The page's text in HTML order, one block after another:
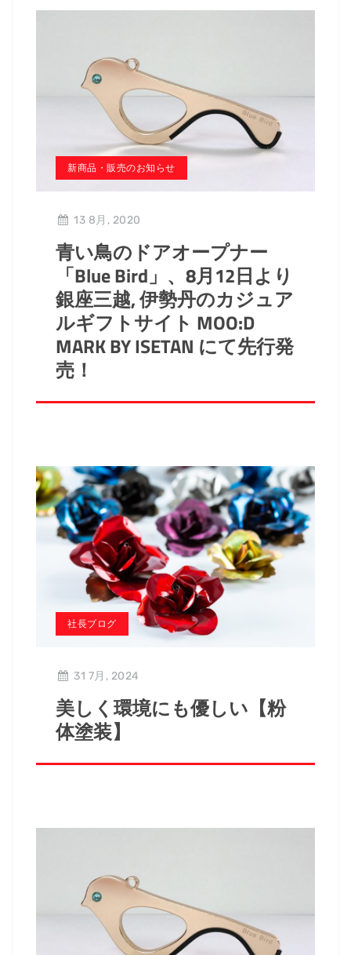
新商品・販売のお知らせ
13 8月, 2020
青い鳥のドアオープナー
「Blue Bird」、8月12日より
銀座三越, 伊勢丹のカジュア
ルギフトサイト MOO:D
MARK BY ISETAN にて先行発
売！
社長ブログ
31 7月, 2024
美しく環境にも優しい【粉
体塗装】